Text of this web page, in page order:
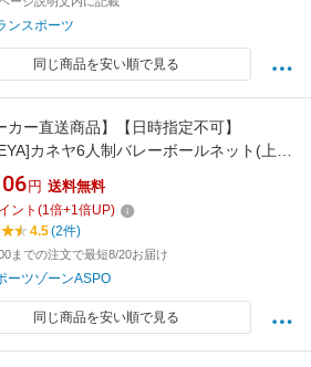
ンスポーツ
同じ商品を安い順で見る
カー直送商品】【日時指定不可】
カネヤ6人制バレーボールネット(上下
き)検定AA級 太さ440T/45本(K-1194DY)
円 送料無料
ント (1倍+1倍UP)
4.5(2件)
までの注文で最短8/20お届け
ーツゾーンASPO
同じ商品を安い順で見る